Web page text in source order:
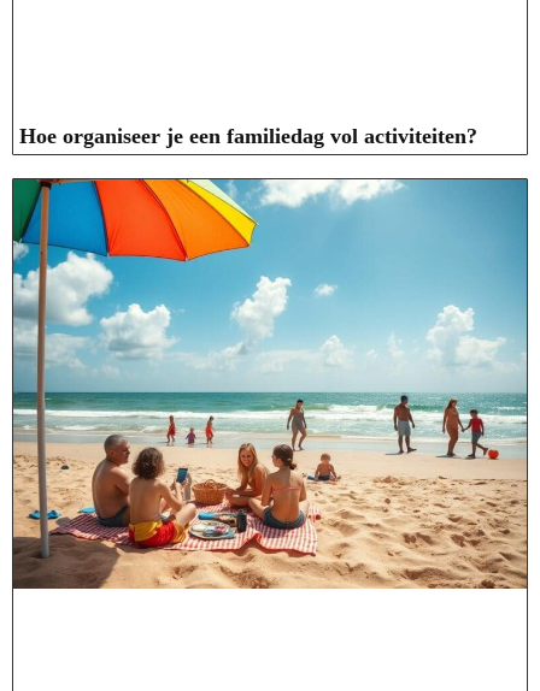
Hoe organiseer je een familiedag vol activiteiten?